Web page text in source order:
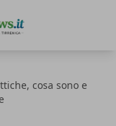
cosa sono e